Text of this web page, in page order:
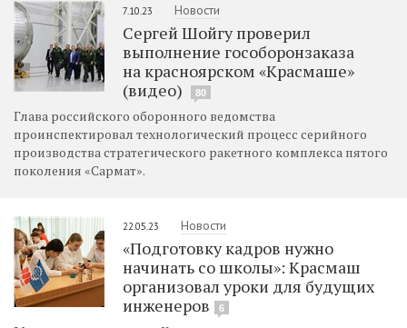
7.10.23 Новости
Сергей Шойгу проверил
выполнение гособоронзаказа
на красноярском «Красмаше»
(видео)
80
Глава российского оборонного ведомства
проинспектировал технологический процесс серийного
производства стратегического ракетного комплекса пятого
поколения «Сармат».
22.05.23 Новости
«Подготовку кадров нужно
начинать со школы»: Красмаш
организовал уроки для будущих
инженеров
6